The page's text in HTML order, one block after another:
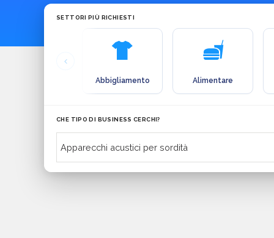
SETTORI PIÙ RICHIESTI
Abbigliamento Alimentare
CHE TIPO DI BUSINESS CERCHI?